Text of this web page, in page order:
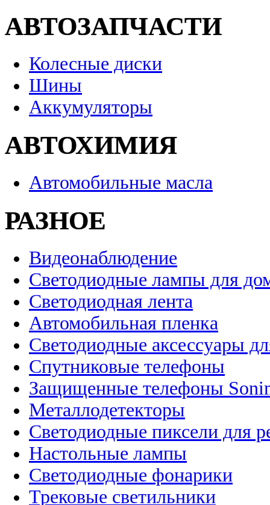
АВТОЗАПЧАСТИ
Колесные диски
Шины
Аккумуляторы
АВТОХИМИЯ
Автомобильные масла
РАЗНОЕ
Видеонаблюдение
Светодиодные лампы для
Светодиодная лента
Автомобильная пленка
Светодиодные аксессуары
Спутниковые телефоны
Защищенные телефоны
Металлодетекторы
Светодиодные пиксели для
Настольные лампы
Светодиодные фонарики
Трековые светильники